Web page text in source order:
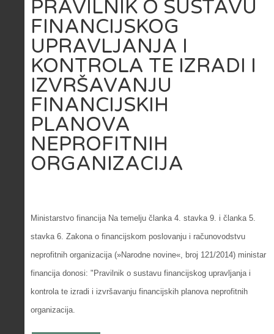
PRAVILNIK O SUSTAVU
FINANCIJSKOG
UPRAVLJANJA I
KONTROLA TE IZRADI I
IZVRŠAVANJU
FINANCIJSKIH
PLANOVA
NEPROFITNIH
ORGANIZACIJA
Ministarstvo financija Na temelju članka 4. stavka 9. i članka 5.
stavka 6. Zakona o financijskom poslovanju i računovodstvu
neprofitnih organizacija (»Narodne novine«, broj 121/2014) ministar
financija donosi: "Pravilnik o sustavu financijskog upravljanja i
kontrola te izradi i izvršavanju financijskih planova neprofitnih
organizacija.